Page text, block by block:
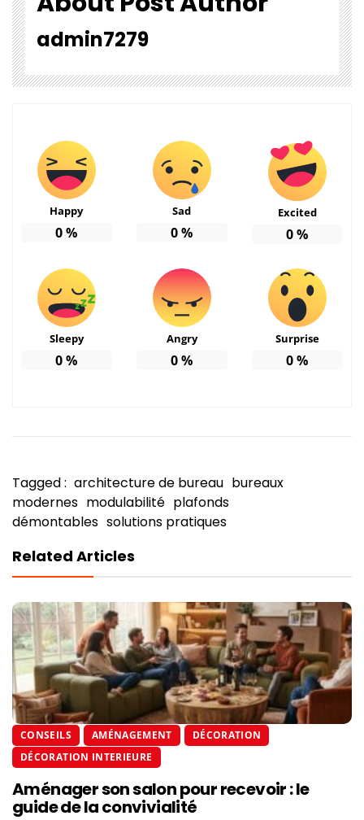
admin7279
Happy
0%
Sad
0%
Excited
0%
Sleepy
0%
Angry
0%
Surprise
0%
Tagged : architecture de bureau bureaux
modernes modulabilité plafonds
démontables solutions pratiques
Related Articles
CONSEILS AMÉNAGEMENT
DÉCORATION
DÉCORATION INTERIEURE
Aménager son salon pour recevoir : le
guide de la convivialité